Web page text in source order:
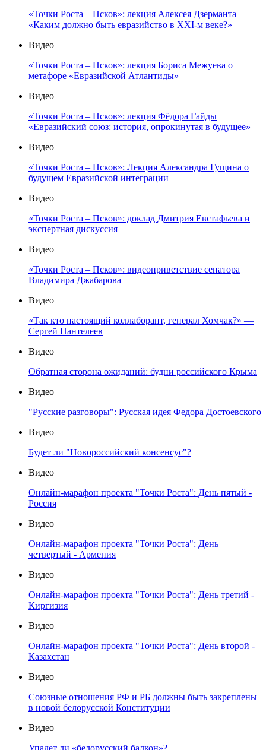
«Точки Роста – Псков»: лекция Алексея Дзерманта
«Каким должно быть евразийство в XXI-м веке?»
Видео
«Точки Роста – Псков»: лекция Бориса Межуева о
метафоре «Евразийской Атлантиды»
Видео
«Точки Роста – Псков»: лекция Фёдора Гайды
«Евразийский союз: история, опрокинутая в будущее»
Видео
«Точки Роста – Псков»: Лекция Александра Гущина о
будущем Евразийской интеграции
Видео
«Точки Роста – Псков»: доклад Дмитрия Евстафьева и
экспертная дискуссия
Видео
«Точки Роста – Псков»: видеоприветствие сенатора
Владимира Джабарова
Видео
«Так кто настоящий коллаборант, генерал Хомчак?» —
Сергей Пантелеев
Видео
Обратная сторона ожиданий: будни российского Крыма
Видео
"Русские разговоры": Русская идея Федора Достоевского
Видео
Будет ли "Новороссийский консенсус"?
Видео
Онлайн-марафон проекта "Точки Роста": День пятый -
Россия
Видео
Онлайн-марафон проекта "Точки Роста": День
четвертый - Армения
Видео
Онлайн-марафон проекта "Точки Роста": День третий -
Киргизия
Видео
Онлайн-марафон проекта "Точки Роста": День второй -
Казахстан
Видео
Союзные отношения РФ и РБ должны быть закреплены
в новой белорусской Конституции
Видео